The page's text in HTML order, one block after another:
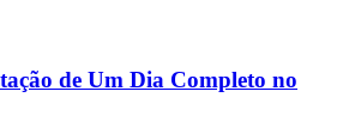
de Um Dia Completo no